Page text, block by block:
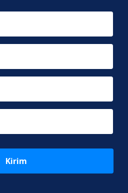
Kirim